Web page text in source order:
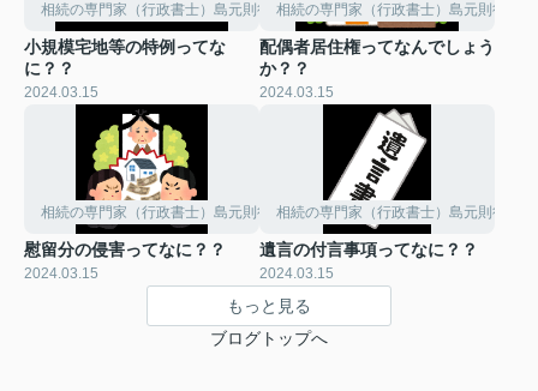
相続の専門家（行政書士）島元則行のひとりごと。
小規模宅地等の特例ってな
に？？
2024.03.15
相続の専門家（行政書士）島元則行の
配偶者居住権ってなんでしょう
か？？
2024.03.15
相続の専門家（行政書士）島元則行のひとりごと。
慰留分の侵害ってなに？？
2024.03.15
相続の専門家（行政書士）島元則行の
遺言の付言事項ってなに？？
2024.03.15
もっと見る
ブログトップへ